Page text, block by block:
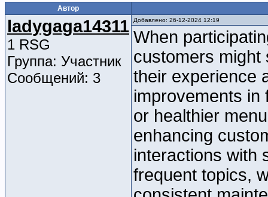
Автор
ladygaga14311
1 RSG
Группа: Участник
Сообщений: 3
Добавлено: 26-12-2024 12:19
When
customers might
their experience
improvements in
or healthier
enhancing
interactions with
frequent topics,